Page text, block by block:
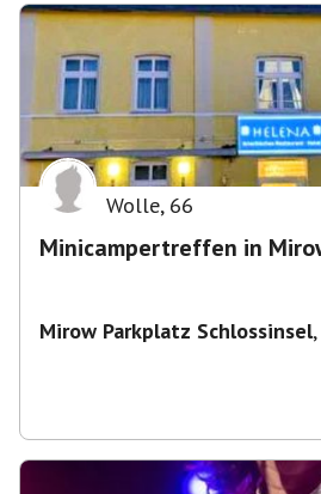
Wolle, 66
Minicampertreffen in
Mirow Parkplatz Schlossinsel,